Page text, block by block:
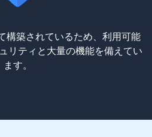
構築されているため、利用可能
リティと大量の機能を備えてい
ます。